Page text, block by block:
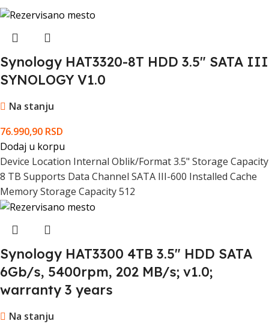
Synology HAT3320-8T HDD 3.5" SATA III
SYNOLOGY V1.0
Na stanju
76.990,90 RSD
Dodaj u korpu
Device Location Internal Oblik/Format 3.5" Storage Capacity
8 TB Supports Data Channel SATA III-600 Installed Cache
Memory Storage Capacity 512
Synology HAT3300 4TB 3.5" HDD SATA
6Gb/s, 5400rpm, 202 MB/s; v1.0;
warranty 3 years
Na stanju